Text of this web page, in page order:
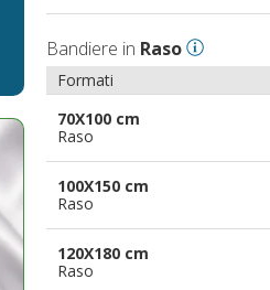
Bandiere in Raso
Formati
70X100 cm
Raso
100X150 cm
Raso
120X180 cm
Raso